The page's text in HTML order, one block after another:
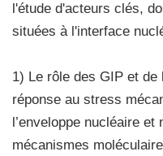
l'étude d'acteurs clés,
situées à l'interface
1) Le rôle des GIP et
réponse au stress
l’enveloppe nucléaire
mécanismes